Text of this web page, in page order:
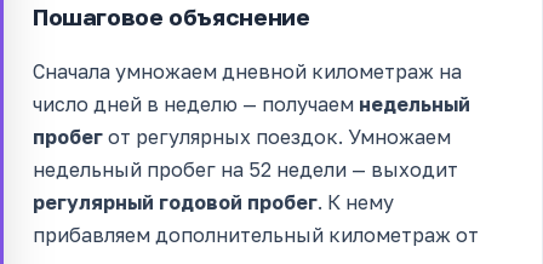
Пошаговое объяснение
Сначала умножаем дневной километраж на
число дней в неделю — получаем недельный
пробег от регулярных поездок. Умножаем
недельный пробег на 52 недели — выходит
регулярный годовой пробег. К нему
прибавляем дополнительный километраж от